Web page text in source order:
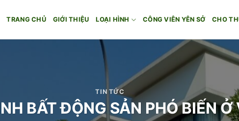
TRANG CHỦ GIỚI THIỆU LOẠI HÌNH CÔNG VIÊN YÊN SỞ CHO
TIN TỨC
BẤT ĐỘNG SẢN PHÓ BIẾN